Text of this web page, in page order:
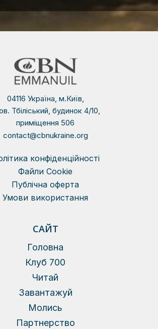
04116 Україна, м.Київ,
Тбіліський, будинок 4/10,
приміщення 506
contact@cbnukraine.org
конфіденційності
Файли Сookie
Публічна оферта
Умови використання
САЙТ
Головна
Клуб 700
Читай
Завантажуй
Молись
Партнерство